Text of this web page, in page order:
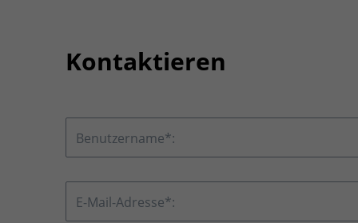
Kontaktieren
Benutzername*:
E-Mail-Adresse*: